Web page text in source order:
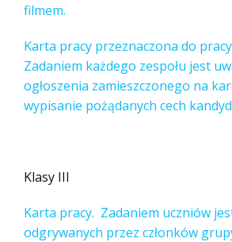
filmem.
Karta pracy przeznaczona do
Zadaniem każdego zespołu jest
ogłoszenia zamieszczonego na
wypisanie pożądanych cech
Klasy III
Karta pracy. Zadaniem uczniów
odgrywanych przez członków